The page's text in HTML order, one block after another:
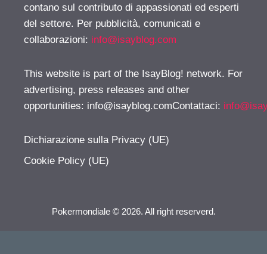
contano sul contributo di appassionati ed esperti
del settore. Per pubblicità, comunicati e
collaborazioni: info@isayblog.com
This website is part of the IsayBlog! network. For
advertising, press releases and other
opportunities: info@isayblog.comContattaci:
Dichiarazione sulla Privacy (UE)
Cookie Policy (UE)
Pokermondiale © 2026. All right reserverd.